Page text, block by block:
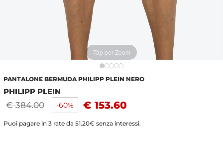
Tap per Zoom
PANTALONE BERMUDA PHILIPP PLEIN NERO
PHILIPP PLEIN
€ 384.00 -60% € 153.60
Puoi pagare in 3 rate da 51.20€ senza interessi.